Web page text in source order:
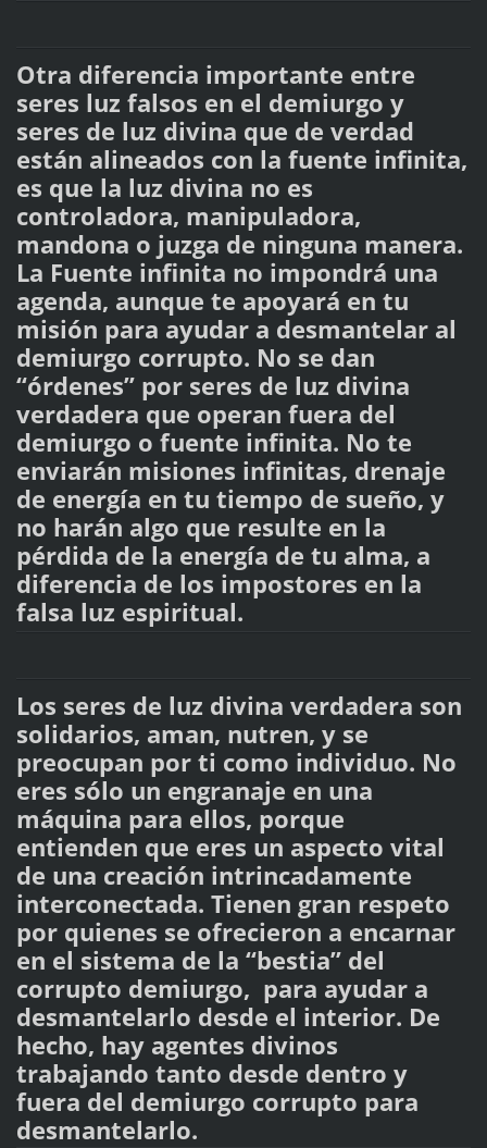
Otra diferencia importante entre
seres luz falsos en el demiurgo y
seres de luz divina que de verdad
están alineados con la fuente infinita,
es que la luz divina no es
controladora, manipuladora,
mandona o juzga de ninguna manera.
La Fuente infinita no impondrá una
agenda, aunque te apoyará en tu
misión para ayudar a desmantelar al
demiurgo corrupto. No se dan
“órdenes” por seres de luz divina
verdadera que operan fuera del
demiurgo o fuente infinita. No te
enviarán misiones infinitas, drenaje
de energía en tu tiempo de sueño, y
no harán algo que resulte en la
pérdida de la energía de tu alma, a
diferencia de los impostores en la
falsa luz espiritual.
Los seres de luz divina verdadera son
solidarios, aman, nutren, y se
preocupan por ti como individuo. No
eres sólo un engranaje en una
máquina para ellos, porque
entienden que eres un aspecto vital
de una creación intrincadamente
interconectada. Tienen gran respeto
por quienes se ofrecieron a encarnar
en el sistema de la “bestia” del
corrupto demiurgo, para ayudar a
desmantelarlo desde el interior. De
hecho, hay agentes divinos
trabajando tanto desde dentro y
fuera del demiurgo corrupto para
desmantelarlo.